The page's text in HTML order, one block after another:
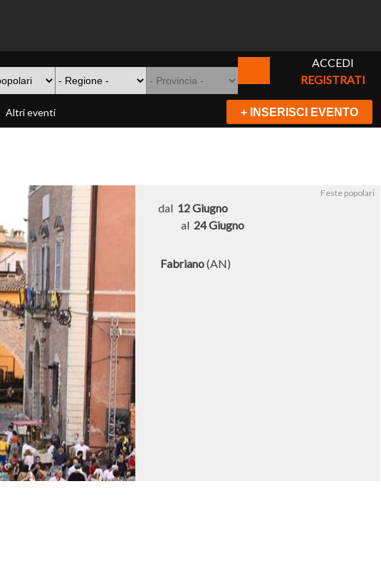
ACCEDI
REGISTRATI
Altri eventi + INSERISCI EVENTO
Feste popolari
dal 12 Giugno
al 24 Giugno
Fabriano(AN)